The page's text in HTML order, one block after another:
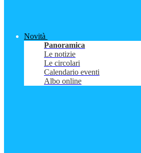
Novità
Panoramica
Le notizie
Le circolari
Calendario eventi
Albo online